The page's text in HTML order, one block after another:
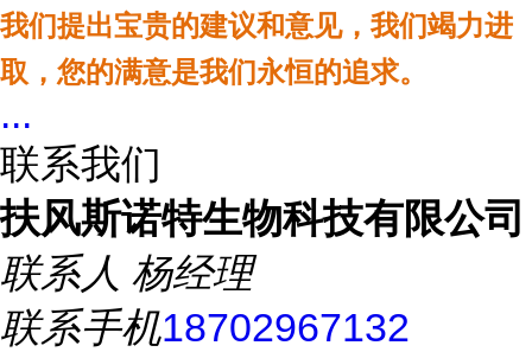
我们提出宝贵的建议和意见，我们竭力进
取，您的满意是我们永恒的追求。
...
联系我们
扶风斯诺特生物科技有限公司
联系人 杨经理
联系手机18702967132